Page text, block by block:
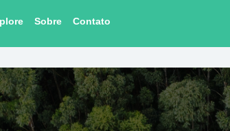
Sobre Contato